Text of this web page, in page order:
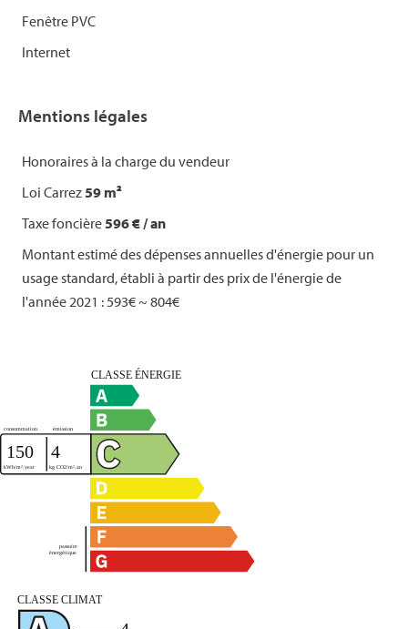
Fenêtre PVC
Internet
Mentions légales
Honoraires à la charge du vendeur
Loi Carrez59 m²
Taxe foncière596 € / an
Montant estimé des dépenses annuelles d'énergie pour un
usage standard, établi à partir des prix de l'énergie de
l'année 2021 : 593€ ~ 804€